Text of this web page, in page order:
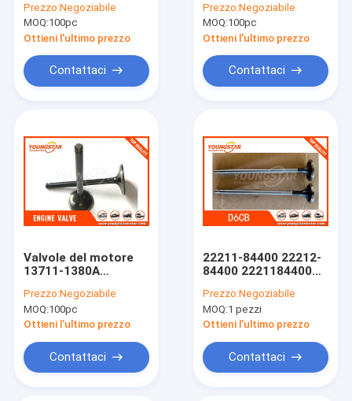
Mitsubishi 4M40
4M40T ME202687
ME200050 ME200051
Prezzo:Negoziabile
MOQ:100pc
Ottieni l'ultimo prezzo
Contattaci
13715-1732, 13715-
1732 dell'automobile
di HINO
Prezzo:Negoziabile
MOQ:100pc
Ottieni l'ultimo prezzo
Contattaci
Valvole del motore
13711-1380A
EF100 EF300 EF350
EF500 EF700
Prezzo:Negoziabile
MOQ:100pc
Ottieni l'ultimo prezzo
Contattaci
22211-84400 22212-
84400 2221184400
motore per Hyundai
D6CB
Prezzo:Negoziabile
MOQ:1 pezzi
Ottieni l'ultimo prezzo
Contattaci